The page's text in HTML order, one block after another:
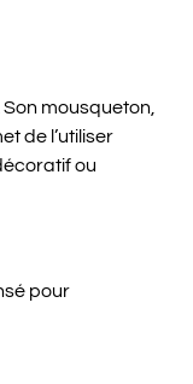
Son mousqueton,
de l’utiliser
ou
pour